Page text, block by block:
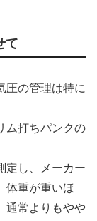
て
圧の管理は特に
ム打ちパンクの
定し、メーカー
体重が重いほ
通常よりもやや